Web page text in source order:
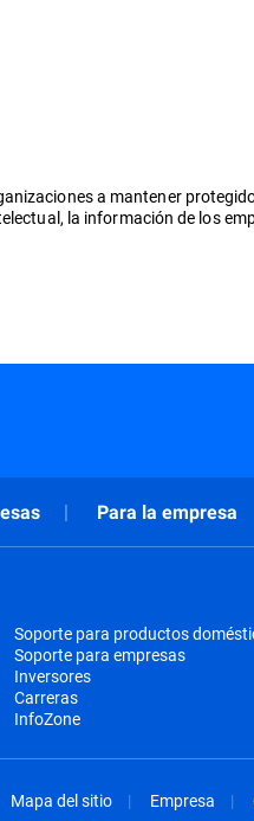
a mantener
la información de los
Para la empresa
Soporte para productos
Soporte para empresas
Inversores
Carreras
InfoZone
Mapa del sitio Empresa